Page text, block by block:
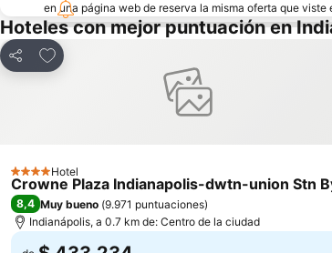
en una página web de reserva la misma oferta que viste
Hoteles con mejor puntuación en
Compartir
Agregar a favoritos
4 Estrellas
Hotel
Crowne Plaza Indianapolis-dwtn-union Stn
8,4 Muy bueno (9.971 puntuaciones)
Indianápolis, a 0.7 km de: Centro de la ciudad